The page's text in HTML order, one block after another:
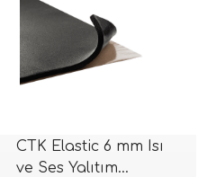
CTK Elastic 6 mm Isı
ve Ses Yalıtım